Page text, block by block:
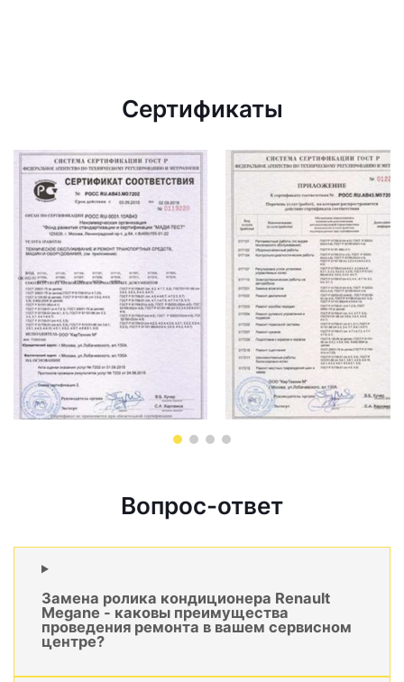
Сертификаты
Вопрос-ответ
Замена ролика кондиционера Renault
Megane - каковы преимущества
проведения ремонта в вашем сервисном
центре?